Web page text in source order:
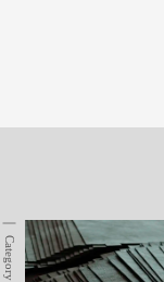
Category